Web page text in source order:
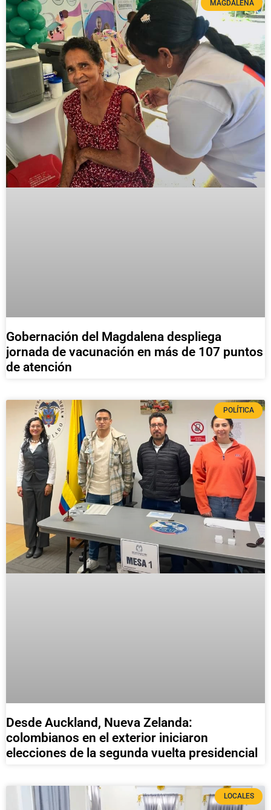
MAGDALENA
Gobernación del Magdalena despliega
jornada de vacunación en más de 107 puntos
de atención
POLÍTICA
Desde Auckland, Nueva Zelanda:
colombianos en el exterior iniciaron
elecciones de la segunda vuelta presidencial
LOCALES